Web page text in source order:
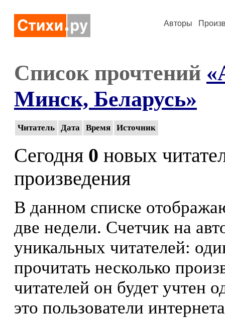
Авторы
Список прочтений
Минск, Беларусь»
Читатель Дата Время Источник
Сегодня 0 новых
произведения
В данном списке
две недели. Счетчик на
уникальных читателей:
прочитать несколько
читателей он будет учтен
это пользователи